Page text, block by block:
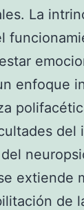
La
enfoque
del
extiende
de